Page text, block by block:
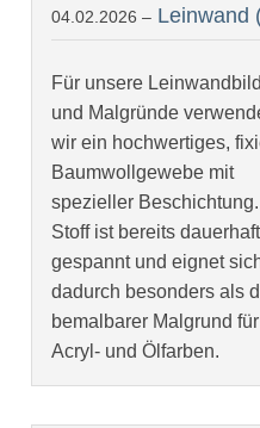
04.02.2026 – Leinwand
Für unsere
und Malgründe
wir ein hochwertiges,
Baumwollgewebe mit
spezieller
Stoff ist bereits dauerhaft
gespannt und eignet
dadurch besonders als
bemalbarer Malgrund für
Acryl- und Ölfarben.